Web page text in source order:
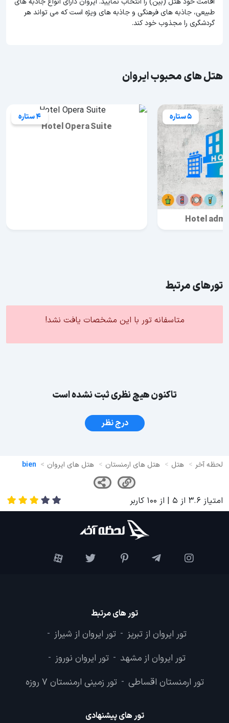
طبیعی، جاذبه های فرهنگی و جاذبه های ویژه است که می تواند هر
گردشگری را مجذوب خود کند.
هتل های محبوب ایروان
5 ستاره
Hotel
4 ستاره
Hotel Opera Suite
تورهای مرتبط
متاسفانه تور با این مشخصات یافت نشد!
تاکنون هیچ نظری ثبت نشده است
درج نظر
لحظه آخر هتل هتل های ارمنستان هتل های ایروان bien
امتیاز 3.6 از 5 | از 100 کاربر
تور های مرتبط
تور ایروان از تبریز - تور ایروان از شیراز -
تور ایروان از مشهد - تور ایروان نوروز -
تور ارمنستان اقساطی - تور زمینی ارمنستان 7 روزه
تور های پیشنهادی